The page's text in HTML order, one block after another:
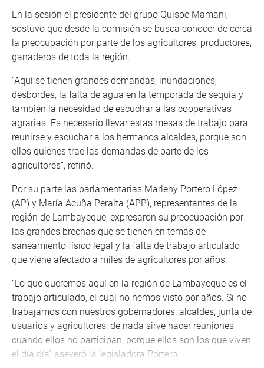
En la sesión el presidente del grupo Quispe Mamani,
sostuvo que desde la comisión se busca conocer de cerca
la preocupación por parte de los agricultores, productores,
ganaderos de toda la región.
“Aquí se tienen grandes demandas, inundaciones,
desbordes, la falta de agua en la temporada de sequía y
también la necesidad de escuchar a las cooperativas
agrarias. Es necesario llevar estas mesas de trabajo para
reunirse y escuchar a los hermanos alcaldes, porque son
ellos quienes trae las demandas de parte de los
agricultores”, refirió.
Por su parte las parlamentarias Marleny Portero López
(AP) y María Acuña Peralta (APP), representantes de la
región de Lambayeque, expresaron su preocupación por
las grandes brechas que se tienen en temas de
saneamiento físico legal y la falta de trabajo articulado
que viene afectado a miles de agricultores por años.
“Lo que queremos aquí en la región de Lambayeque es el
trabajo articulado, el cual no hemos visto por años. Si no
trabajamos con nuestros gobernadores, alcaldes, junta de
usuarios y agricultores, de nada sirve hacer reuniones
cuando ellos no participan, porque ellos son los que viven
el día día” aseveró la legisladora Portero.